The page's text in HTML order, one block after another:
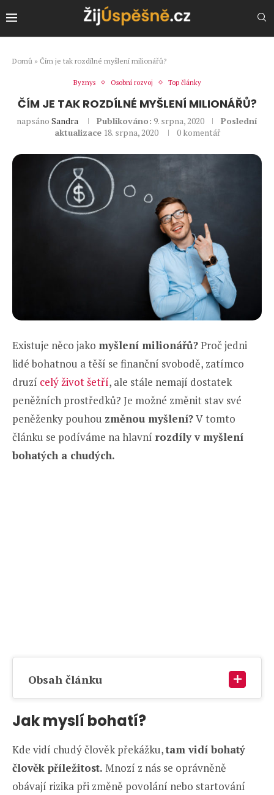
Domů » Čím je tak rozdílné myšlení milionářů?
Byznys Osobní rozvoj Top články
ČÍM JE TAK ROZDÍLNÉ MYŠLENÍ MILIONÁŘŮ?
napsáno Sandra Publikováno: 9. srpna, 2020
Poslední
aktualizace 18. srpna, 2020 0 komentář
Existuje něco jako myšlení milionářů?Proč jedni
lidé bohatnou a těší se finanční svobodě, zatímco
druzí celý život šetří, ale stále nemají dostatek
peněžních prostředků? Je možné změnit stav své
peněženky pouhou změnou myšlení?V tomto
článku se podíváme na hlavní rozdíly v myšlení
bohatých a chudých.
Obsah článku
Jak myslí bohatí?
Kde vidí chudý člověk překážku,tam vidí bohatý
člověk příležitost. Mnozí z nás se oprávněně
obávají rizika při změně povolání nebo startování